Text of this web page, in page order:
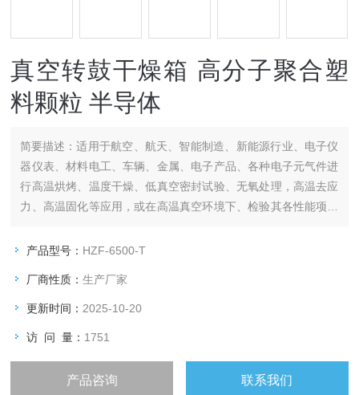
真空转鼓干燥箱 高分子聚合塑
料颗粒 半导体
简要描述：适用于航空、航天、智能制造、新能源行业、电子仪
器仪表、材料电工、车辆、金属、电子产品、各种电子元气件进
行高温烘烤、温度干燥、低真空密封试验、无氧处理，高温去应
力、高温固化等应用，或在高温真空环境下、检验其各性能项指
（真空转鼓干燥箱 高分子聚合塑料颗粒 半导体)
产品型号： HZF-6500-T
厂商性质：生产厂家
更新时间： 2025-10-20
访 问 量： 1751
产品咨询 联系我们